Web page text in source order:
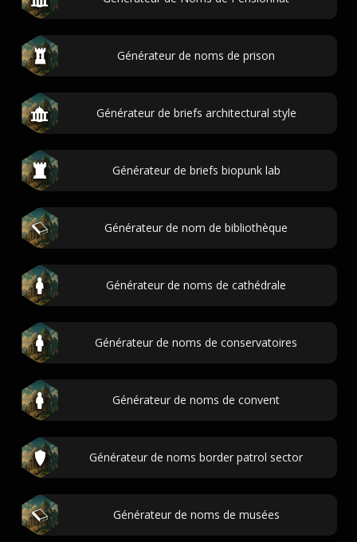
Générateur de noms de prison
Générateur de briefs architectural style
Générateur de briefs biopunk lab
Générateur de nom de bibliothèque
Générateur de noms de cathédrale
Générateur de noms de conservatoires
Générateur de noms de convent
Générateur de noms border patrol sector
Générateur de noms de musées